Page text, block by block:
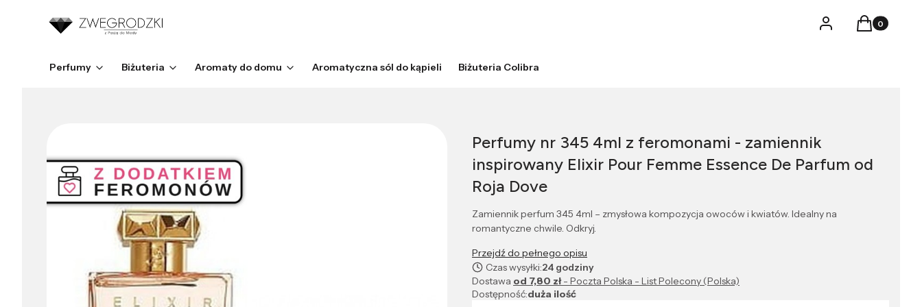
LogowanieProdukty w
Koszyk
Perfumy Biżuteria Aromaty do domu Aromatyczna sól do kąpieli Biżuteria Colibra
Perfumy nr 345 4ml z feromonami - zamiennik
inspirowany Elixir Pour Femme Essence De Parfum od
Roja Dove
Zamiennik perfum 345 4ml – zmysłowa kompozycja owoców i kwiatów. Idealny na
romantyczne chwile. Odkryj.
Przejdź do pełnego opisu
Czas wysyłki:24 godziny
Dostawa od 7,80 zł- Poczta Polska - List Polecony (Polska)
Dostępność:duża ilość